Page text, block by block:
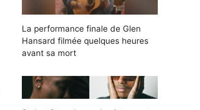
La performance finale de Glen
Hansard filmée quelques heures
avant sa mort